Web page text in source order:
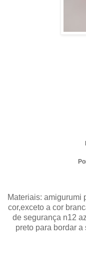
Materiais: amigurumi
cor,exceto a cor
de segurança n12
preto para bordar